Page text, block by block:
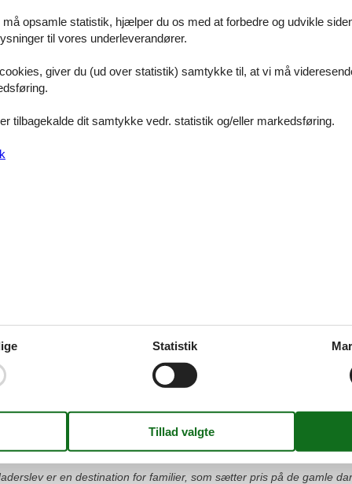
Årø, et feriehus Årø eller en feriebolig Årø er der ikke andre
og ikke søndag morgen, mens vi drak morgenkaffe.
juli
i Haderslev
er en destination for familier, som sætter pris på de gamle
opsamle statistik, hjælper du os med at forbedre og udvikle
til vores underleverandører.
giver du (ud over statistik) samtykke til, at vi må
tilbagekalde dit samtykke vedr. statistik og/eller markedsføring.
Statistik